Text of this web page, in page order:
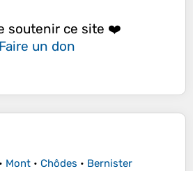
soutenir ce site ❤️
Faire un don
• Mont • Chôdes • Bernister